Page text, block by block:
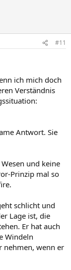
#11
ich mich doch
Verständnis
Antwort. Sie
und keine
Prinzip mal so
schlicht und
Lage ist, die
Er hat auch
Windeln
nehmen, wenn er